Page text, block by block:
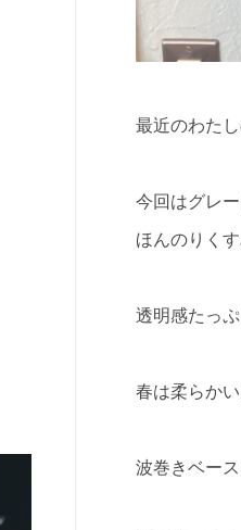
最近のわた
今回はグレ
ほんのりく
透明感たっ
春は柔らか
波巻きベー